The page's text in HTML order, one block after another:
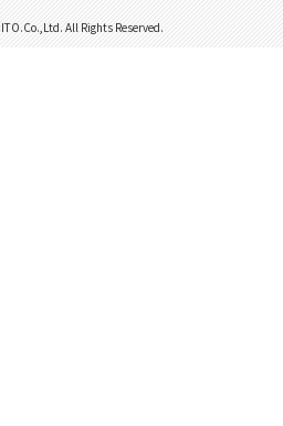
All Rights Reserved.